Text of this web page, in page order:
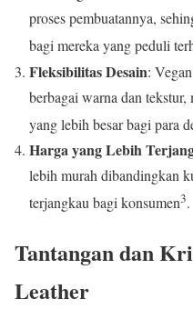
proses pembuatannya,
bagi mereka yang peduli
Fleksibilitas Desain:
berbagai warna dan
yang lebih besar bagi para
Harga yang Lebih
lebih murah dibandingkan
terjangkau bagi konsumen3.
Tantangan dan
Leather